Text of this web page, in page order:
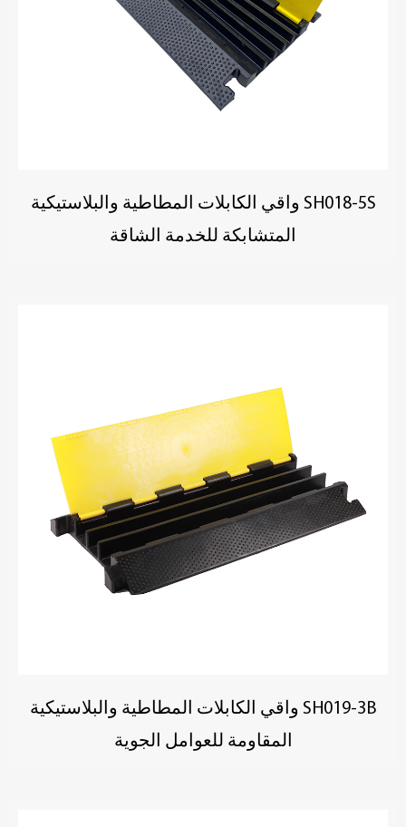
SH018-5S واقي الكابلات المطاطية والبلاستيكية
المتشابكة للخدمة الشاقة
SH019-3B واقي الكابلات المطاطية والبلاستيكية
المقاومة للعوامل الجوية